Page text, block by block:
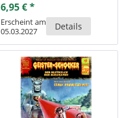
6,95 € *
Erscheint am
05.03.2027
Details